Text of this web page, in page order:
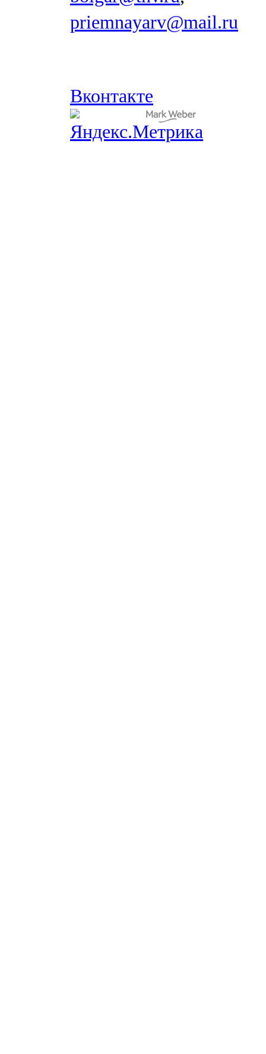
priemnayarv@mail.ru
Вконтакте